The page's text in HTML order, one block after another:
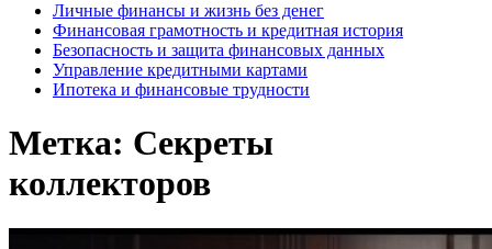
Личные финансы и жизнь без денег
Финансовая грамотность и кредитная история
Безопасность и защита финансовых данных
Управление кредитными картами
Ипотека и финансовые трудности
Метка: Секреты
коллекторов